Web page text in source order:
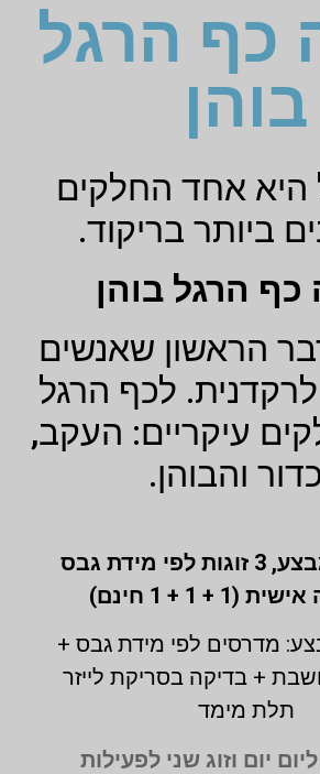
כף הרגל
בוהן
היא אחד החלקים
ביותר בריקוד.
כף הרגל בוהן
הראשון שאנשים
לכף הרגל
עיקריים: העקב,
והבוהן.
3 זוגות לפי מידת גבס
+ 1 + 1 חינם)
מדרסים לפי מידת גבס +
+ בדיקה בסריקת לייזר
תלת מימד
יום וזוג שני לפעילות